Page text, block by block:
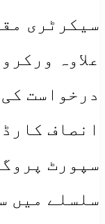
سیکرٹری
علاوہ
درخواست
انصاف
سپورٹ
سلسلے میں